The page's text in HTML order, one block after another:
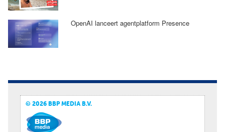
OpenAI lanceert agentplatform Presence
© 2026 BBP MEDIA B.V.